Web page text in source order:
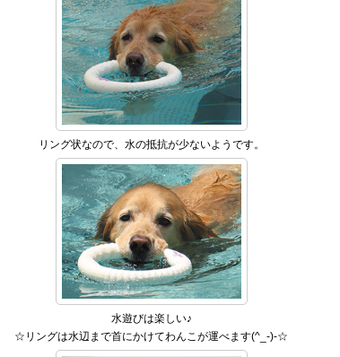
リング状なので、水の抵抗が少ないようです。
水遊びは楽しい♪
☆リングは水辺まで首にかけてわんこが運べます(^_-)-☆